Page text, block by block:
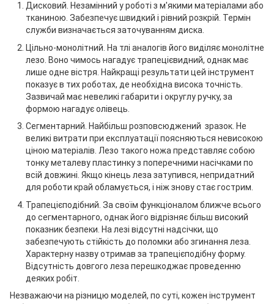
Дисковий. Незамінний у роботі з м'якими матеріалами або
тканиною. Забезпечує швидкий і рівний розкрій. Термін
служби визначається заточуванням диска.
Цільно-монолітний. На тлі аналогів його виділяє монолітне
лезо. Воно чимось нагадує трапецієвидний, однак має
лише одне вістря. Найкращі результати цей інструмент
показує в тих роботах, де необхідна висока точність.
Зазвичай має невеликі габарити і округлу ручку, за
формою нагадує олівець.
Сегментарний. Найбільш розповсюджений зразок. Не
великі витрати при експлуатації поясняються невисокою
ціною матеріалів. Лезо такого ножа представляє собою
тонку металеву пластинку з поперечними насічками по
всій довжині. Якщо кінець леза затупився, непридатний
для роботи край обламується, і ніж знову стає гострим.
Трапецієподібний. За своїм функціоналом ближче всього
до сегментарного, однак його відрізняє більш високий
показник безпеки. На лезі відсутні надсічки, що
забезпечують стійкість до поломки або згинання леза.
Характерну назву отримав за трапецієподібну форму.
Відсутність довгого леза перешкоджає проведенню
деяких робіт.
Незважаючи на різницю моделей, по суті, кожен інструмент